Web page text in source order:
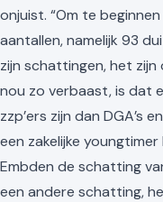
onjuist. “Om te
aantallen, namelijk 93
zijn schattingen, het zijn
nou zo verbaast, is dat
zzp’ers zijn dan DGA’s
een zakelijke
Embden de schatting
een andere schatting,